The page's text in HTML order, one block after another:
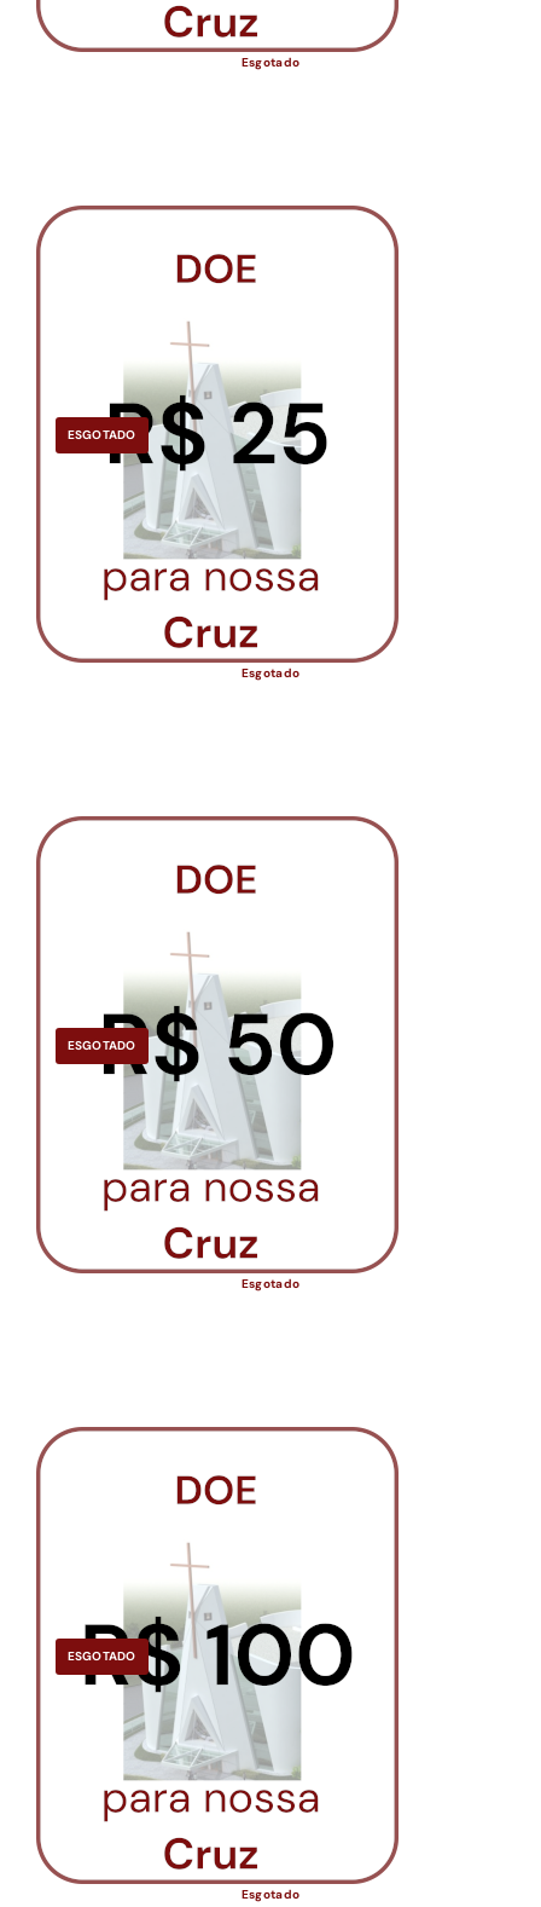
Esgotado
ESGOTADO
Esgotado
ESGOTADO
Esgotado
ESGOTADO
Esgotado